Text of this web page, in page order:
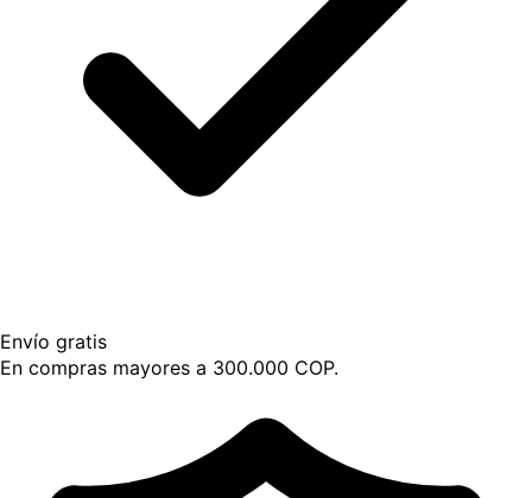
Envío gratis
En compras mayores a 300.000 COP.